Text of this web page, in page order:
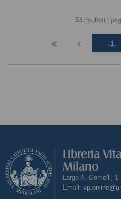
53risultati |
1
Libreria
Milano
Largo A. Gemelli,
Email: